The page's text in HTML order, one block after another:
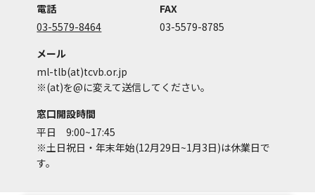
電話
03-5579-8464
FAX
03-5579-8785
メール
ml-tlb(at)tcvb.or.jp
※(at)を@に変えて送信してください。
窓口開設時間
平日 9:00~17:45
※土日祝日・年末年始(12月29日~1月3日)は休業日で
す。